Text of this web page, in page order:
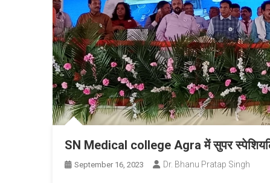
SN Medical college Agra में सुपर
September 16, 2023 Dr. Bhanu Pratap Singh